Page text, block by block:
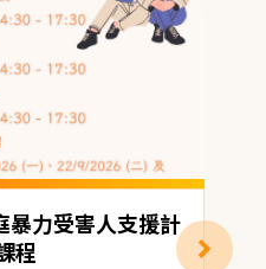
暴力受害人支援計
程